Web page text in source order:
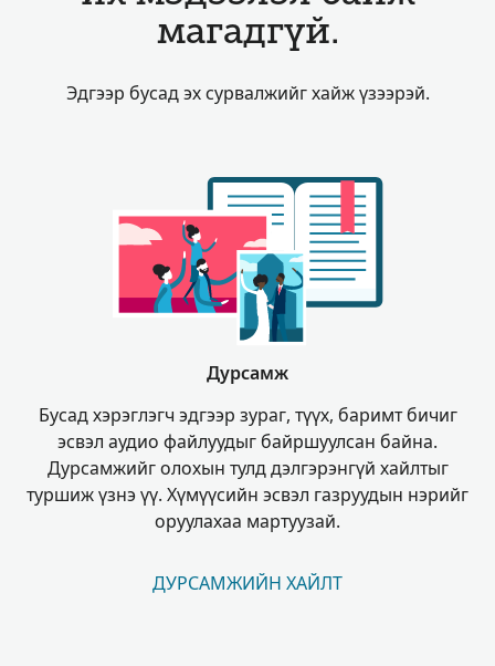
магадгүй.
Эдгээр бусад эх сурвалжийг хайж үзээрэй.
Дурсамж
Бусад хэрэглэгч эдгээр зураг, түүх, баримт бичиг
эсвэл аудио файлуудыг байршуулсан байна.
Дурсамжийг олохын тулд дэлгэрэнгүй хайлтыг
туршиж үзнэ үү. Хүмүүсийн эсвэл газруудын нэрийг
оруулахаа мартуузай.
ДУРСАМЖИЙН ХАЙЛТ